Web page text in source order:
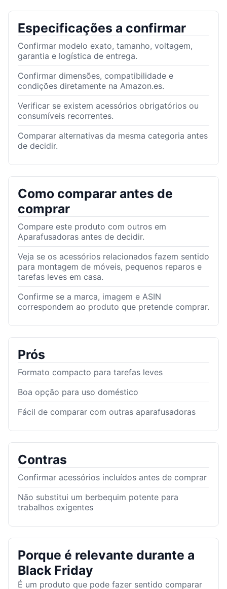
Especificações a confirmar
Confirmar modelo exato, tamanho, voltagem,
garantia e logística de entrega.
Confirmar dimensões, compatibilidade e
condições diretamente na Amazon.es.
Verificar se existem acessórios obrigatórios ou
consumíveis recorrentes.
Comparar alternativas da mesma categoria antes
de decidir.
Como comparar antes de
comprar
Compare este produto com outros em
Aparafusadoras antes de decidir.
Veja se os acessórios relacionados fazem sentido
para montagem de móveis, pequenos reparos e
tarefas leves em casa.
Confirme se a marca, imagem e ASIN
correspondem ao produto que pretende comprar.
Prós
Formato compacto para tarefas leves
Boa opção para uso doméstico
Fácil de comparar com outras aparafusadoras
Contras
Confirmar acessórios incluídos antes de comprar
Não substitui um berbequim potente para
trabalhos exigentes
Porque é relevante durante a
Black Friday
É um produto que pode fazer sentido comparar